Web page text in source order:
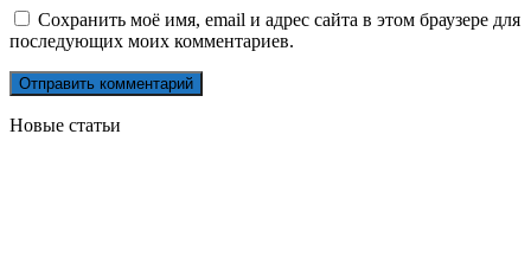
Сохранить моё имя, email и адрес сайта в этом браузере для
последующих моих комментариев.
Новые статьи